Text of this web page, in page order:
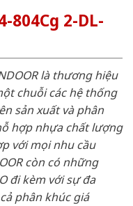
804Cg 2-DL-
là thương hiệu
chuỗi các hệ thống
sản xuất và phân
hợp nhựa chất lượng
với mọi nhu cầu
còn có những
đi kèm với sự đa
phân khúc giá